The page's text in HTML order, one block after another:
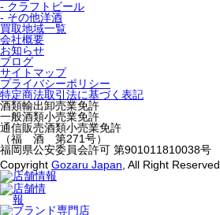
- クラフトビール
- その他洋酒
買取地域一覧
会社概要
お知らせ
ブログ
サイトマップ
プライバシーポリシー
特定商法取引法に基づく表記
酒類輸出卸売業免許
一般酒類小売業免許
通信販売酒類小売業免許
（福 酒 第271号）
福岡県公安委員会許可 第901011810038号
Copyright Gozaru Japan , All Right Reserved.